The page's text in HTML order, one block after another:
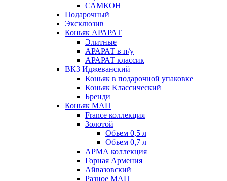
САМКОН
Подарочный
Эксклюзив
Коньяк АРАРАТ
Элитные
АРАРАТ в п/у
АРАРАТ классик
ВКЗ Иджеванский
Коньяк в подарочной упаковке
Коньяк Классический
Бренди
Коньяк МАП
France коллекция
Золотой
Объем 0,5 л
Объем 0,7 л
АРМА коллекция
Горная Армения
Айвазовский
Разное МАП